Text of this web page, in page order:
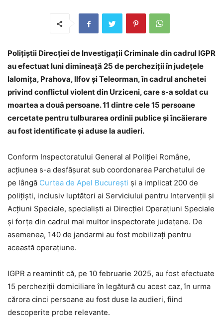
Polițiștii Direcției de Investigații Criminale din cadrul IGPR
au efectuat luni dimineață 25 de percheziții în județele
Ialomița, Prahova, Ilfov și Teleorman, în cadrul anchetei
privind conflictul violent din Urziceni, care s-a soldat cu
moartea a două persoane. 11 dintre cele 15 persoane
cercetate pentru tulburarea ordinii publice și încăierare
au fost identificate și aduse la audieri.
Conform Inspectoratului General al Poliției Române,
acțiunea s-a desfășurat sub coordonarea Parchetului de
pe lângă Curtea de Apel București și a implicat 200 de
polițiști, inclusiv luptători ai Serviciului pentru Intervenții și
Acțiuni Speciale, specialiști ai Direcției Operațiuni Speciale
și forțe din cadrul mai multor inspectorate județene. De
asemenea, 140 de jandarmi au fost mobilizați pentru
această operațiune.
IGPR a reamintit că, pe 10 februarie 2025, au fost efectuate
15 percheziții domiciliare în legătură cu acest caz, în urma
cărora cinci persoane au fost duse la audieri, fiind
descoperite probe relevante.